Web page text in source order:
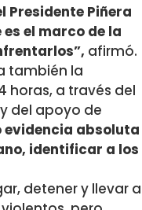
Presidente Piñera
el marco de la
afirmó.
también la
horas, a través del
del apoyo de
evidencia absoluta
identificar a los
detener y llevar a